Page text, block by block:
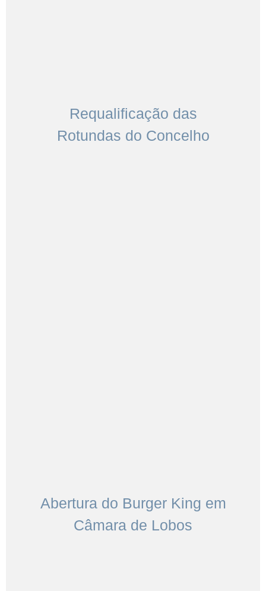
Requalificação das
Rotundas do Concelho
Abertura do Burger King em
Câmara de Lobos